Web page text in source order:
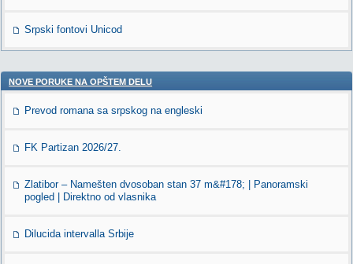
Srpski fontovi Unicod
NOVE PORUKE NA OPŠTEM DELU
Prevod romana sa srpskog na engleski
FK Partizan 2026/27.
Zlatibor – Namešten dvosoban stan 37 m&#178; | Panoramski
pogled | Direktno od vlasnika
Dilucida intervalla Srbije